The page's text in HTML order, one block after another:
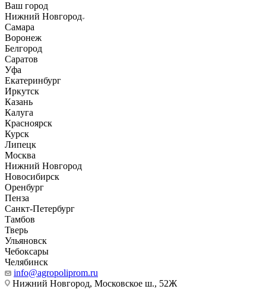
Ваш город
Нижний Новгород
Самара
Воронеж
Белгород
Саратов
Уфа
Екатеринбург
Иркутск
Казань
Калуга
Красноярск
Курск
Липецк
Москва
Нижний Новгород
Новосибирск
Оренбург
Пенза
Санкт-Петербург
Тамбов
Тверь
Ульяновск
Чебоксары
Челябинск
info@agropoliprom.ru
Нижний Новгород, Московское ш., 52Ж